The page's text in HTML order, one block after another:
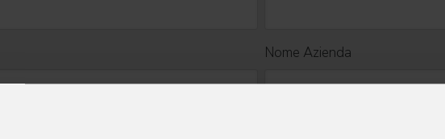
Nome Azienda